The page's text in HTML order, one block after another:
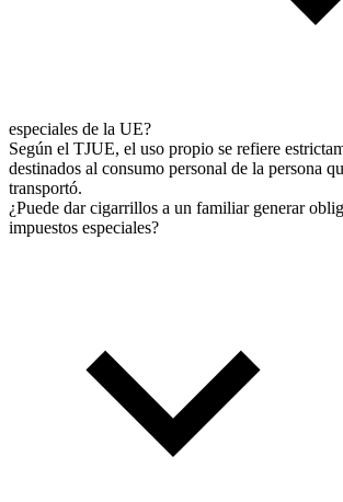
especiales de la UE?
Según el TJUE, el uso propio se refiere
destinados al consumo personal de la persona
transportó.
¿Puede dar cigarrillos a un familiar generar
impuestos especiales?